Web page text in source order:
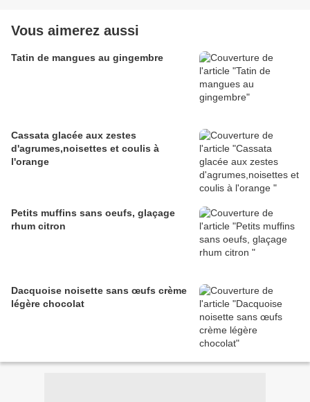
Vous aimerez aussi
Tatin de mangues au gingembre
Cassata glacée aux zestes
d'agrumes,noisettes et coulis à
l'orange
Petits muffins sans oeufs, glaçage
rhum citron
Dacquoise noisette sans œufs crème
légère chocolat